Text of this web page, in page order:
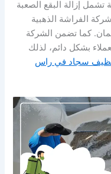
إزالة البقع الصعبة
الفراشة الذهبية
كما تضمن الشركة
بشكل دائم، لذلك
سجاد في راس